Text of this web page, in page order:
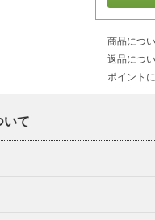
商品につ
返品につ
ポイント
いて